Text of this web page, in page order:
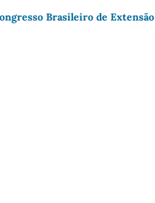
Brasileiro de Extensão